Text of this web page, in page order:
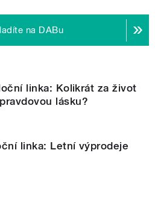
na DABu
linka: Kolikrát za život
lásku?
linka: Letní výprodeje